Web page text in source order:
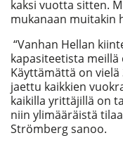
kaksi vuotta sitten.
mukanaan muitakin
“Vanhan Hellan
kapasiteetista meillä
Käyttämättä on
jaettu kaikkien
kaikilla yrittäjillä on
niin ylimääräistä
Strömberg sanoo.